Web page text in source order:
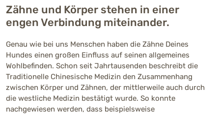
Zähne und Körper stehen in einer
engen Verbindung miteinander.
Genau wie bei uns Menschen haben die Zähne Deines
Hundes einen großen Einfluss auf seinen allgemeines
Wohlbefinden. Schon seit Jahrtausenden beschreibt die
Traditionelle Chinesische Medizin den Zusammenhang
zwischen Körper und Zähnen, der mittlerweile auch durch
die westliche Medizin bestätigt wurde. So konnte
nachgewiesen werden, dass beispielsweise